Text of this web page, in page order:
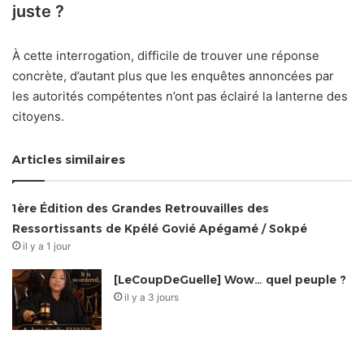
juste ?
À cette interrogation, difficile de trouver une réponse
concrète, d’autant plus que les enquêtes annoncées par
les autorités compétentes n’ont pas éclairé la lanterne des
citoyens.
Articles similaires
1ère Édition des Grandes Retrouvailles des
Ressortissants de Kpélé Govié Apégamé / Sokpé
il y a 1 jour
[LeCoupDeGuelle] Wow… quel peuple ?
il y a 3 jours